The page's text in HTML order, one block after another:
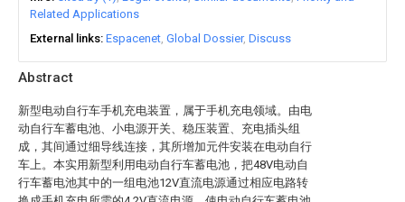
Abstract
新型电动自行车手机充电装置，属于手机充电领域。由电
动自行车蓄电池、小电源开关、稳压装置、充电插头组
成，其间通过细导线连接，其所增加元件安装在电动自行
车上。本实用新型利用电动自行车蓄电池，把48V电动自
行车蓄电池其中的一组电池12V直流电源通过相应电路转
Related Applications
External links Espacenet Global Dossier Discuss